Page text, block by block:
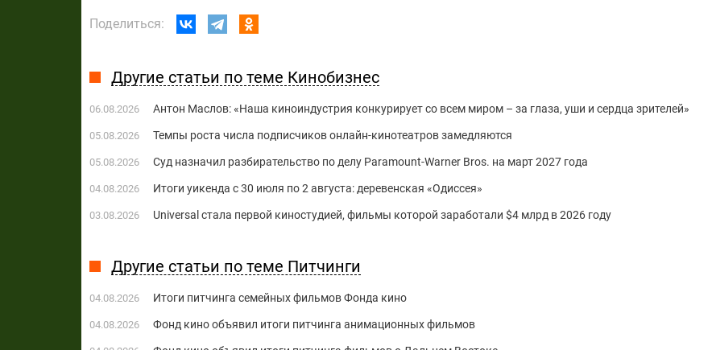
Поделиться:
Другие статьи по теме Кинобизнес
06.08.2026 Антон Маслов: «Наша киноиндустрия конкурирует со всем миром – за глаза, уши и сердца зрителей»
05.08.2026 Темпы роста числа подписчиков онлайн-кинотеатров замедляются
05.08.2026 Суд назначил разбирательство по делу Paramount-Warner Bros. на март 2027 года
04.08.2026 Итоги уикенда с 30 июля по 2 августа: деревенская «Одиссея»
03.08.2026 Universal стала первой киностудией, фильмы которой заработали $4 млрд в 2026 году
Другие статьи по теме Питчинги
04.08.2026 Итоги питчинга семейных фильмов Фонда кино
04.08.2026 Фонд кино объявил итоги питчинга анимационных фильмов